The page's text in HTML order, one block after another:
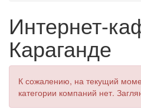
Интернет-
Караганде
К сожалению, на текущий
категории компаний нет.